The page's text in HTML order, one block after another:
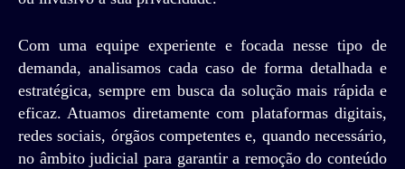
Com uma equipe experiente e focada nesse tipo de
demanda, analisamos cada caso de forma detalhada e
estratégica, sempre em busca da solução mais rápida e
eficaz. Atuamos diretamente com plataformas digitais,
redes sociais, órgãos competentes e, quando necessário,
no âmbito judicial para garantir a remoção do conteúdo